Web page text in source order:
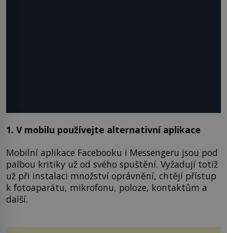
1. V mobilu používejte alternativní aplikace
Mobilní aplikace Facebooku i Messengeru jsou pod
palbou kritiky už od svého spuštění. Vyžadují totiž
už při instalaci množství oprávnění, chtějí přístup
k fotoaparátu, mikrofonu, poloze, kontaktům a
další.